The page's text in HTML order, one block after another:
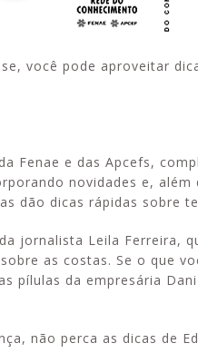
você pode aproveitar
Fenae e das Apcefs,
novidades e,
dão dicas rápidas sobre
jornalista Leila Ferreira,
as costas. Se o que
pílulas da empresária
não perca as dicas de